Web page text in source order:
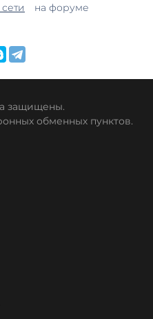
на форуме
защищены.
обменных пунктов.